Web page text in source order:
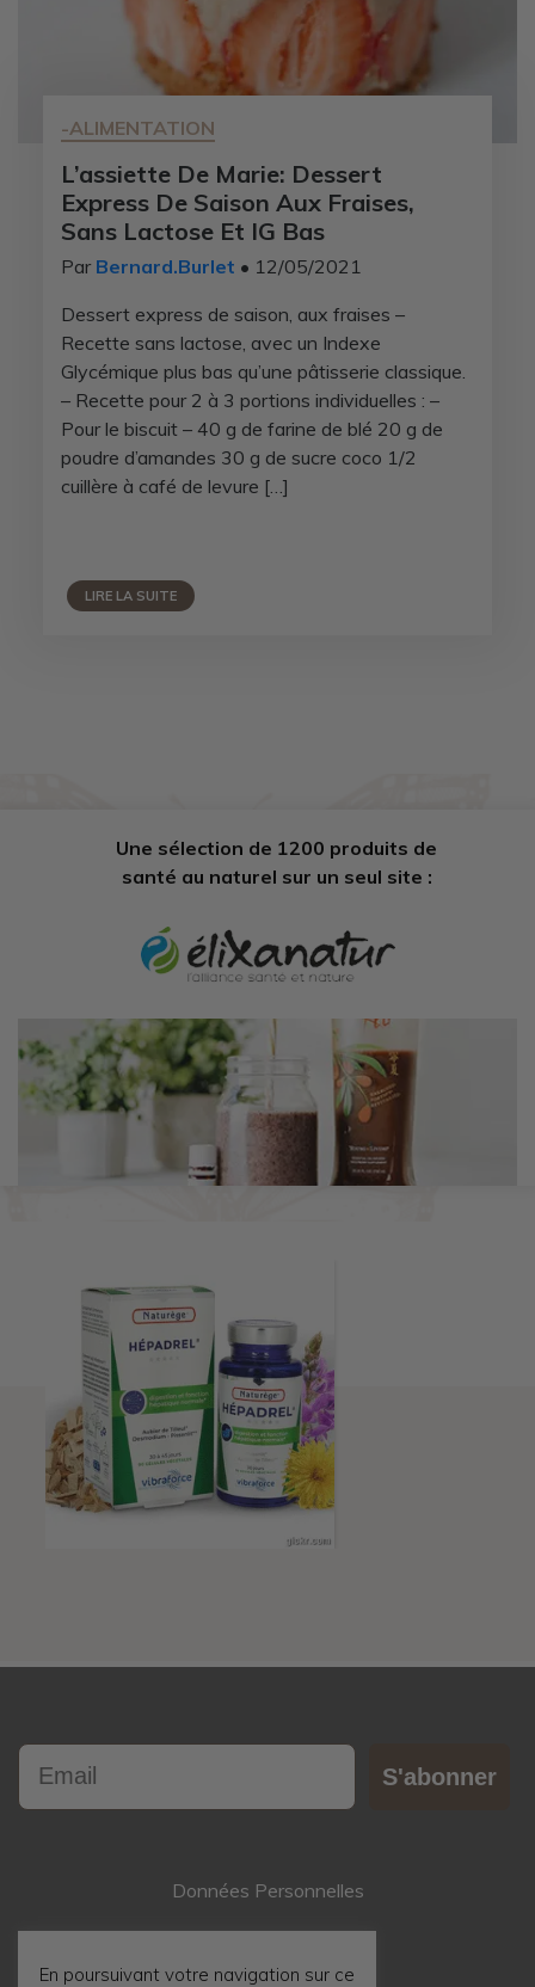
-ALIMENTATION
L’assiette De Marie: Dessert
Express De Saison Aux Fraises,
Sans Lactose Et IG Bas
Par Bernard.Burlet • 12/05/2021
Dessert express de saison, aux fraises –
Recette sans lactose, avec un Indexe
Glycémique plus bas qu’une pâtisserie classique.
– Recette pour 2 à 3 portions individuelles : –
Pour le biscuit – 40 g de farine de blé 20 g de
poudre d’amandes 30 g de sucre coco 1/2
cuillère à café de levure […]
LIRE LA SUITE
Une sélection de 1200 produits de
santé au naturel sur un seul site :
Email
S'abonner
Données Personnelles
En poursuivant votre navigation sur ce